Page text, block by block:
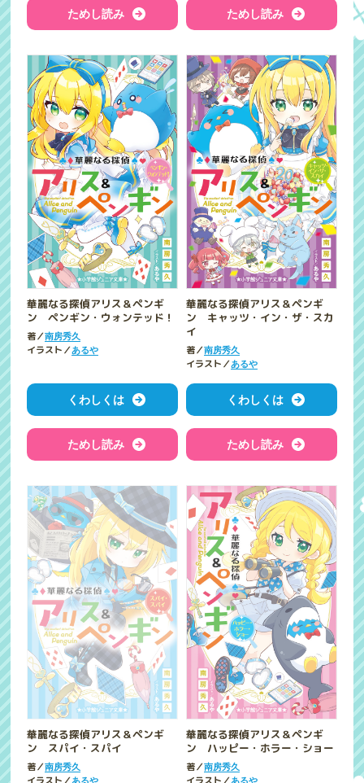
ためし読み ためし読み
華麗なる探偵アリス＆ペンギ
ン ペンギン・ウォンテッド！
著／南房秀久
イラスト／あるや
くわしくは
ためし読み
華麗なる探偵アリス＆ペンギ
ン キャッツ・イン・ザ・スカ
イ
著／南房秀久
イラスト／あるや
くわしくは
ためし読み
華麗なる探偵アリス＆ペンギ
ン スパイ・スパイ
著／南房秀久
あるや
華麗なる探偵アリス＆ペンギ
ン ハッピー・ホラー・ショー
著／南房秀久
あるや